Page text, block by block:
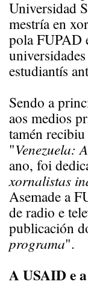
Universidad
mestría en
pola FUPAD
estudiantís
Sendo a
aos medios
tamén
"Venezuela:
ano, foi
xornalistas
Asemade a
de radio e
publicación
programa".
A USAID e